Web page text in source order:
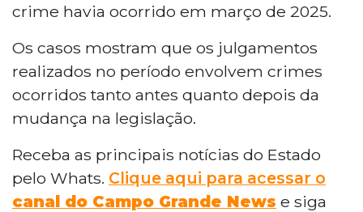
crime havia ocorrido em março de 2025.
Os casos mostram que os julgamentos
realizados no período envolvem crimes
ocorridos tanto antes quanto depois da
mudança na legislação.
Receba as principais notícias do Estado
pelo Whats. Clique aqui para acessar o
canal do Campo Grande News e siga